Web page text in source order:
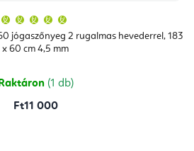
jógaszőnyeg 2 rugalmas hevederrel, 183
x 60 cm 4,5 mm
átlagos
értékelése
csillag.
(1 db)
Ft11 000